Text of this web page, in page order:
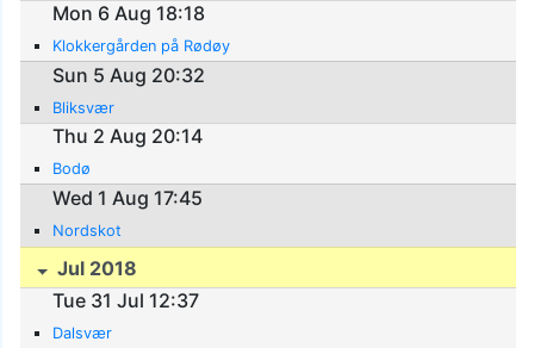
Mon 6 Aug 18:18
Klokkergården på Rødøy
Sun 5 Aug 20:32
Bliksvær
Thu 2 Aug 20:14
Bodø
Wed 1 Aug 17:45
Nordskot
Jul 2018
Tue 31 Jul 12:37
Dalsvær